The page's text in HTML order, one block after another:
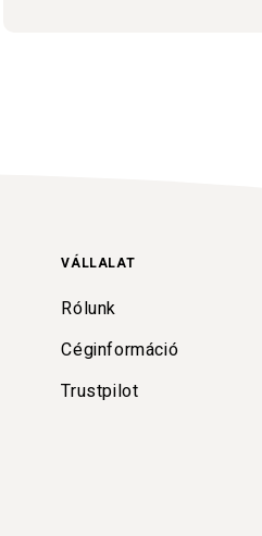
VÁLLALAT
Rólunk
Céginformáció
Trustpilot